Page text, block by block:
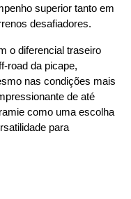
superior tanto em
desafiadores.
o diferencial traseiro
road da picape,
nas condições mais
de até
como uma escolha
para